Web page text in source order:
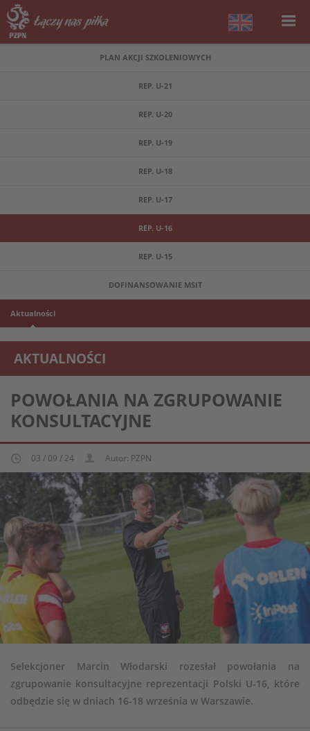
PLAN AKCJI SZKOLENIOWYCH
REP. U-21
REP. U-20
REP. U-19
REP. U-18
REP. U-17
REP. U-16
REP. U-15
DOFINANSOWANIE MSIT
Aktualności
AKTUALNOŚCI
REPREZENTACJA MŁODZIEŻOWA U-16
POWOŁANIA NA ZGRUPOWANIE
KONSULTACYJNE
03 / 09 / 24 Autor: PZPN
Selekcjoner Marcin Włodarski rozesłał powołania na
zgrupowanie konsultacyjne reprezentacji Polski U-16, które
odbędzie się w dniach 16-18 września w Warszawie.